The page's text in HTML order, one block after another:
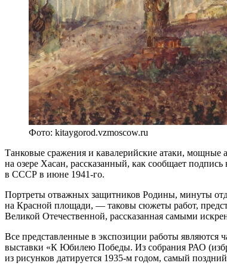
Фото: kitaygorod.vzmoscow.ru
Танковые сражения и кавалерийские атаки, мощные
на озере Хасан, рассказанный, как сообщает
в СССР в июне 1941-го.
Портреты отважных защитников Родины, минуты
на Красной площади, — таковы сюжеты работ,
Великой Отечественной, рассказанная самыми
Все представленные в экспозиции работы являются
выставки «К Юбилею Победы. Из собрания РАО
из рисунков датируется 1935-м годом, самый